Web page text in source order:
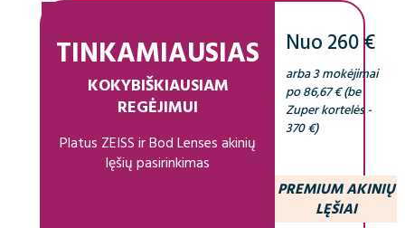
TINKAMIAUSIAS
KOKYBIŠKIAUSIAM
REGĖJIMUI
Platus ZEISS ir Bod Lenses akinių
lęšių pasirinkimas
Nuo 260 €
arba 3 mokėjimai
po 86,67 € (be
Zuper kortelės -
370 €)
PREMIUM AKINIŲ
LĘŠIAI